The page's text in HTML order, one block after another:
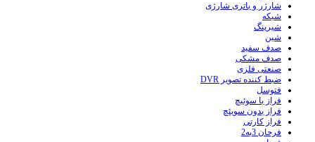
شارژر و باتری شارژی
شبکه
شیرینگ
شین
صدف سفید
صدف مشکی
صنعتی فلزی
ضبط کننده تصویر DVR
فتوسل
فراز با سوئیچ
فراز بدون سویئچ
فراز کارتی
فرحان 3به2